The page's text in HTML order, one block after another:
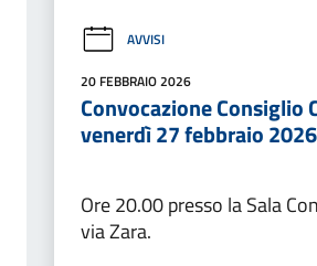
AVVISI
20 FEBBRAIO 2026
Convocazione Consiglio
venerdì 27 febbraio 2026
Ore 20.00 presso la Sala
via Zara.